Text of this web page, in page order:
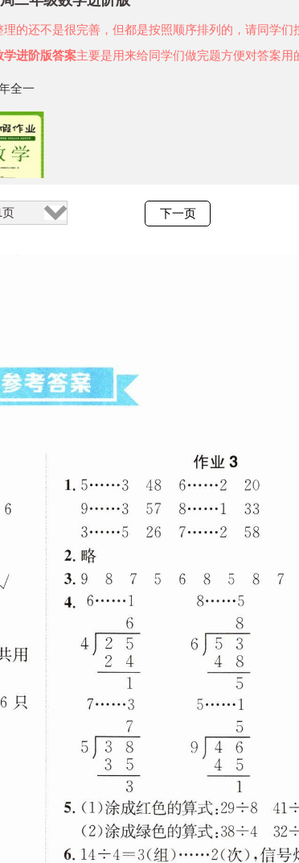
的还不是很完善，但都是按照顺序排列的，请同学们
学进阶版答案主要是用来给同学们做完题方便对答案用
全一
页 下一页